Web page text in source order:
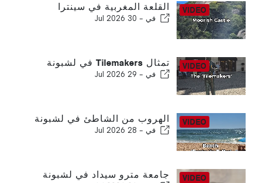
القلعة المغربية في سينترا
في - 30 Jul 2026
تمثال Tilemakers في لشبونة
في - 29 Jul 2026
الهروب من الشاطئ في لشبونة
في - 28 Jul 2026
جامعة مترو سيداد في لشبونة